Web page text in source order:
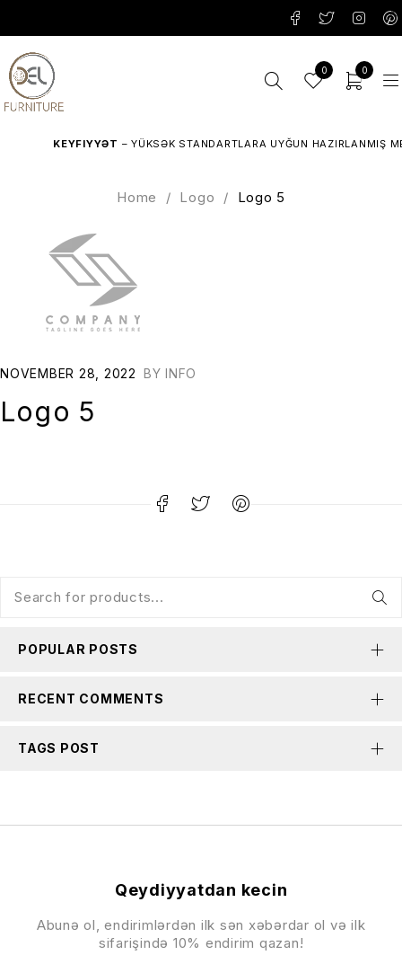
0 0
KEYFIYYƏT– YÜKSƏK STANDARTLARA UYĞUN HAZIRLANMIŞ
Home / Logo / Logo 5
NOVEMBER 28, 2022 BY INFO
Logo 5
POPULAR POSTS
RECENT COMMENTS
TAGS POST
Qeydiyyatdan kecin
Abunə ol, endirimlərdən ilk sən xəbərdar ol və ilk
sifarişində 10% endirim qazan!